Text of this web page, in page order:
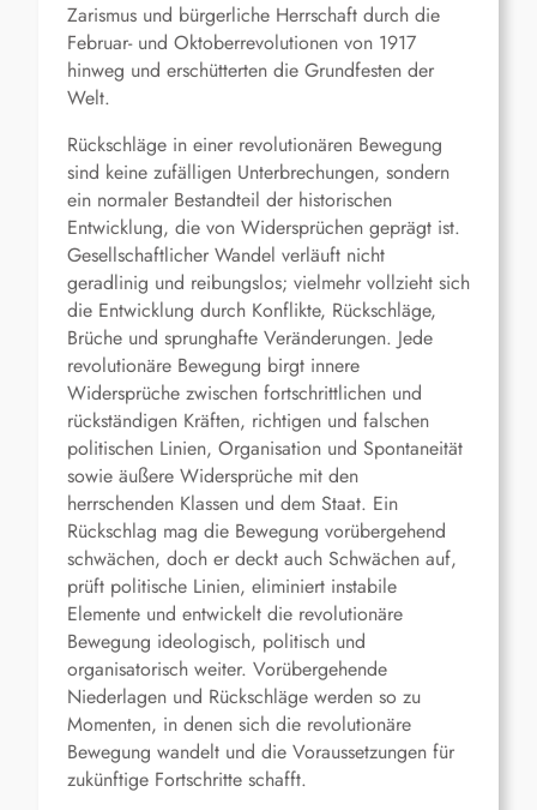
Zarismus und bürgerliche Herrschaft durch die
Februar- und Oktoberrevolutionen von 1917
hinweg und erschütterten die Grundfesten der
Welt.
Rückschläge in einer revolutionären Bewegung
sind keine zufälligen Unterbrechungen, sondern
ein normaler Bestandteil der historischen
Entwicklung, die von Widersprüchen geprägt ist.
Gesellschaftlicher Wandel verläuft nicht
geradlinig und reibungslos; vielmehr vollzieht sich
die Entwicklung durch Konflikte, Rückschläge,
Brüche und sprunghafte Veränderungen. Jede
revolutionäre Bewegung birgt innere
Widersprüche zwischen fortschrittlichen und
rückständigen Kräften, richtigen und falschen
politischen Linien, Organisation und Spontaneität
sowie äußere Widersprüche mit den
herrschenden Klassen und dem Staat. Ein
Rückschlag mag die Bewegung vorübergehend
schwächen, doch er deckt auch Schwächen auf,
prüft politische Linien, eliminiert instabile
Elemente und entwickelt die revolutionäre
Bewegung ideologisch, politisch und
organisatorisch weiter. Vorübergehende
Niederlagen und Rückschläge werden so zu
Momenten, in denen sich die revolutionäre
Bewegung wandelt und die Voraussetzungen für
zukünftige Fortschritte schafft.